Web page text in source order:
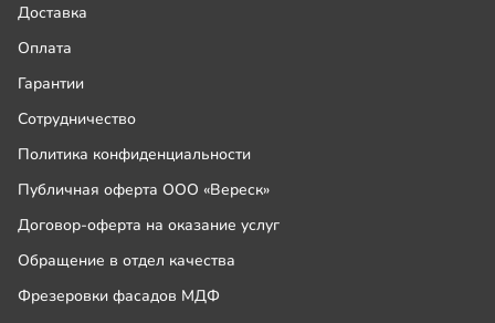
Доставка
Оплата
Гарантии
Сотрудничество
Политика конфиденциальности
Публичная оферта ООО «Вереск»
Договор-оферта на оказание услуг
Обращение в отдел качества
Фрезеровки фасадов МДФ